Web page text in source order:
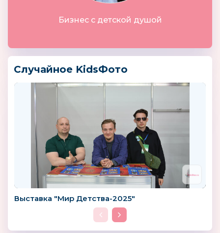
Бизнес с детской душой
Случайное KidsФото
Выставка "Мир Детства-2025"